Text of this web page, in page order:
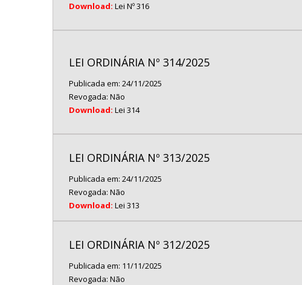
Download: Lei Nº 316
LEI ORDINÁRIA Nº 314/2025
Publicada em: 24/11/2025
Revogada: Não
Download: Lei 314
LEI ORDINÁRIA Nº 313/2025
Publicada em: 24/11/2025
Revogada: Não
Download: Lei 313
LEI ORDINÁRIA Nº 312/2025
Publicada em: 11/11/2025
Revogada: Não